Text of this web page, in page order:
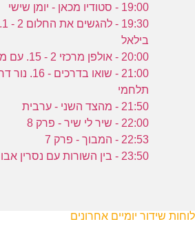
19:00 - סטודיו מכאן - יומן שישי
בילאל
20:00 - אולפן מרכזי 2 - 15. עם מחמד נסראווי
21:00 - שואו
תלחמי
21:50 - מהצד השני - ערבית
22:00 - שיר לי שיר - פרק 8
22:53 - המבוך - פרק 7
23:50 - בין השורות עם נסרין אבו גוש - פרק 43
לוחות שידור יומיים אחרונים